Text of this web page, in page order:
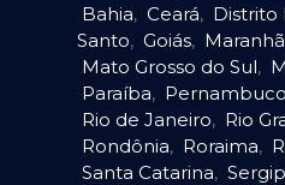
Bahia, Ceará, Distrito
Santo, Goiás,
Mato Grosso do Sul,
Paraíba, Pernambuco
Rio de Janeiro, Rio
Rondônia, Roraima,
Santa Catarina,